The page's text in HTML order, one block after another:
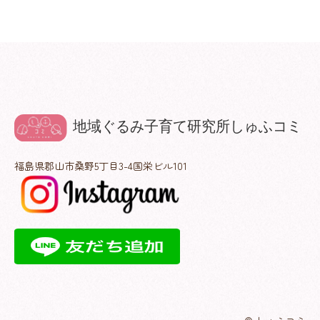
福島県郡山市桑野5丁目3-4国栄ビル101